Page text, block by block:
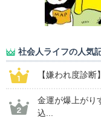
社会人ライフの人気
【嫌われ度診
金運が爆上がり
込...